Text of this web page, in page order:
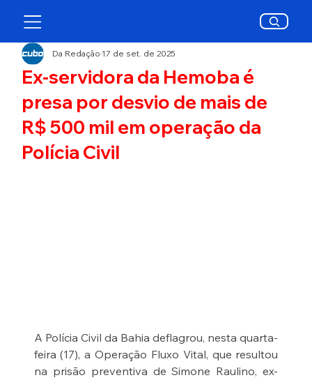
Ex-servidora da Hemoba é
presa por desvio de mais de
R$ 500 mil em operação da
Polícia Civil
Da Redação17 de set. de 2025
A Polícia Civil da Bahia deflagrou, nesta quarta-
feira (17), a Operação Fluxo Vital, que resultou
na prisão preventiva de Simone Raulino, ex-